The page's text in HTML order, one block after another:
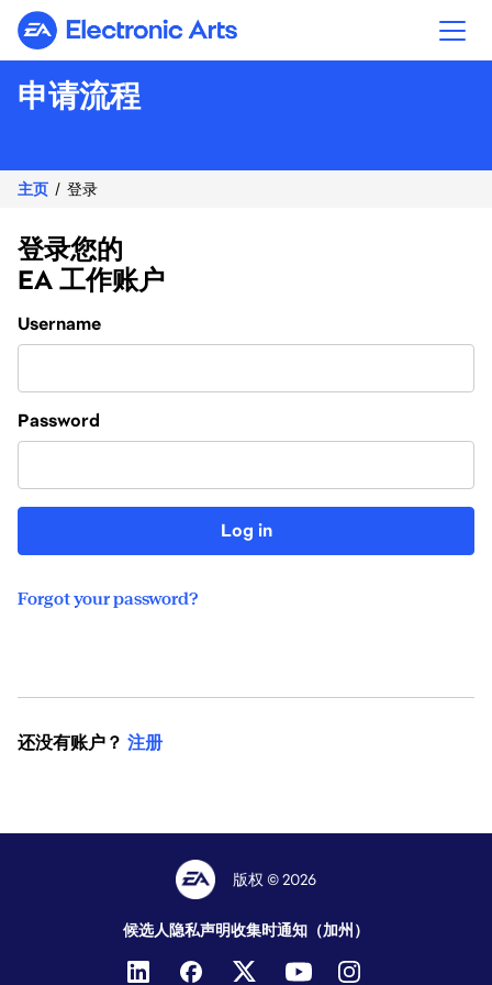
Electronic Arts
申请流程
主页 登录
登录您的
EA 工作账户
Login
Username
Password
Log in
Forgot your password?
还没有账户？ 注册
版权 © 2026
候选人隐私声明收集时通知（加州）